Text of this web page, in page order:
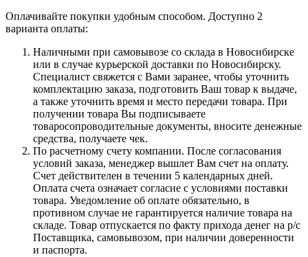
Оплачивайте покупки удобным способом. Доступно 2
варианта оплаты:
Наличными при самовывозе со склада в Новосибирске
или в случае курьерской доставки по Новосибирску.
Специалист свяжется с Вами заранее, чтобы уточнить
комплектацию заказа, подготовить Ваш товар к выдаче,
а также уточнить время и место передачи товара. При
получении товара Вы подписываете
товаросопроводительные документы, вносите денежные
средства, получаете чек.
По расчетному счету компании. После согласования
условий заказа, менеджер вышлет Вам счет на оплату.
Счет действителен в течении 5 календарных дней.
Оплата счета означает согласие с условиями поставки
товара. Уведомление об оплате обязательно, в
противном случае не гарантируется наличие товара на
складе. Товар отпускается по факту прихода денег на р/с
Поставщика, самовывозом, при наличии доверенности
и паспорта.